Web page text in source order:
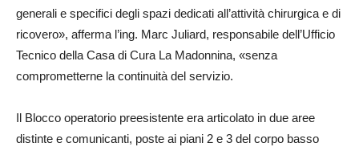
generali e specifici degli spazi dedicati all’attività chirurgica e di
ricovero», afferma l’ing. Marc Juliard, responsabile dell’Ufficio
Tecnico della Casa di Cura La Madonnina, «senza
comprometterne la continuità del servizio.
Il Blocco operatorio preesistente era articolato in due aree
distinte e comunicanti, poste ai piani 2 e 3 del corpo basso